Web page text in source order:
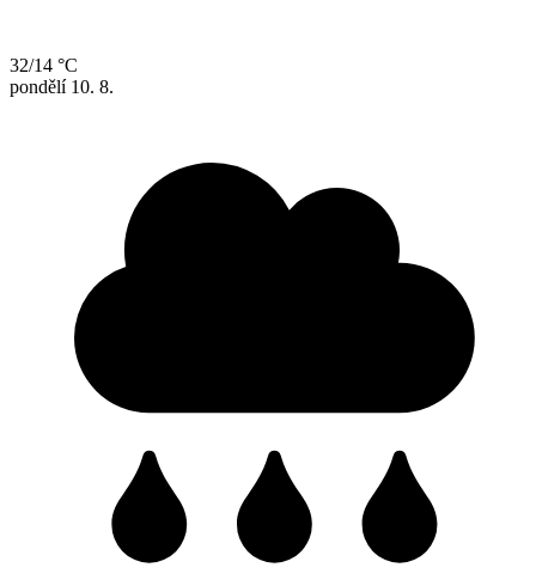
32/14 °C
pondělí 10. 8.